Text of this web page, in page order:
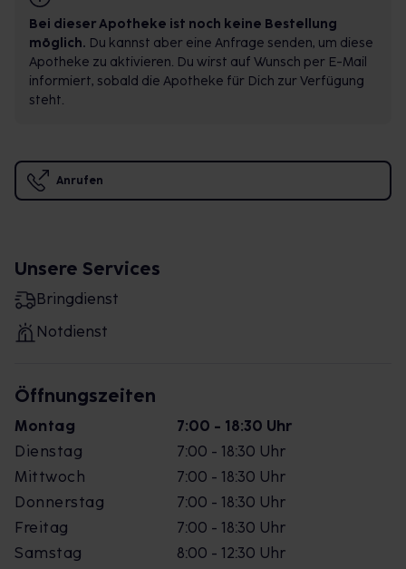
Bei dieser Apotheke ist noch keine Bestellung
möglich. Du kannst aber eine Anfrage senden, um diese
Apotheke zu aktivieren. Du wirst auf Wunsch per E-Mail
informiert, sobald die Apotheke für Dich zur Verfügung
steht.
Anrufen
Unsere Services
Bringdienst
Notdienst
Öffnungszeiten
Montag
7:00 - 18:30 Uhr
Dienstag
7:00 - 18:30 Uhr
Mittwoch
7:00 - 18:30 Uhr
Donnerstag
7:00 - 18:30 Uhr
Freitag
7:00 - 18:30 Uhr
Samstag
8:00 - 12:30 Uhr